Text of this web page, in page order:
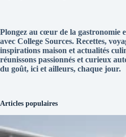
Plongez au cœur de la gastronomie
avec College Sources. Recettes,
inspirations maison et actualités
réunissons passionnés et curieux
du goût, ici et ailleurs, chaque jour.
Articles populaires